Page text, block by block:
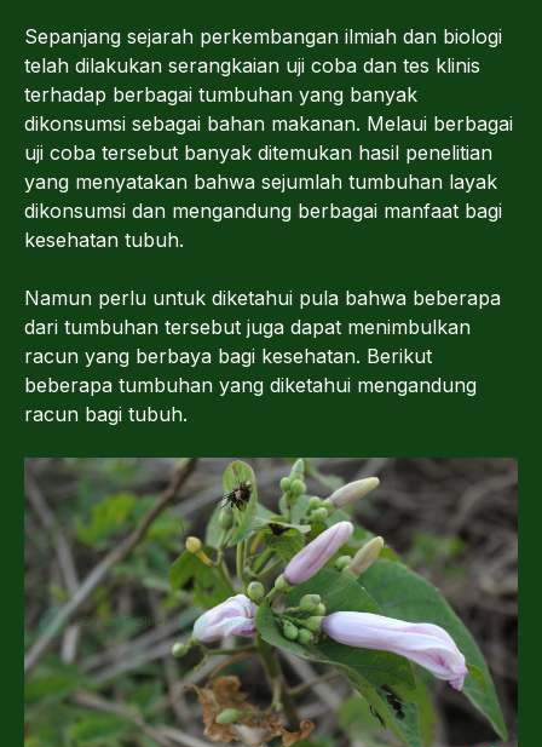
Sepanjang sejarah perkembangan ilmiah dan biologi
telah dilakukan serangkaian uji coba dan tes klinis
terhadap berbagai tumbuhan yang banyak
dikonsumsi sebagai bahan makanan. Melaui berbagai
uji coba tersebut banyak ditemukan hasil penelitian
yang menyatakan bahwa sejumlah tumbuhan layak
dikonsumsi dan mengandung berbagai manfaat bagi
kesehatan tubuh.
Namun perlu untuk diketahui pula bahwa beberapa
dari tumbuhan tersebut juga dapat menimbulkan
racun yang berbaya bagi kesehatan. Berikut
beberapa tumbuhan yang diketahui mengandung
racun bagi tubuh.